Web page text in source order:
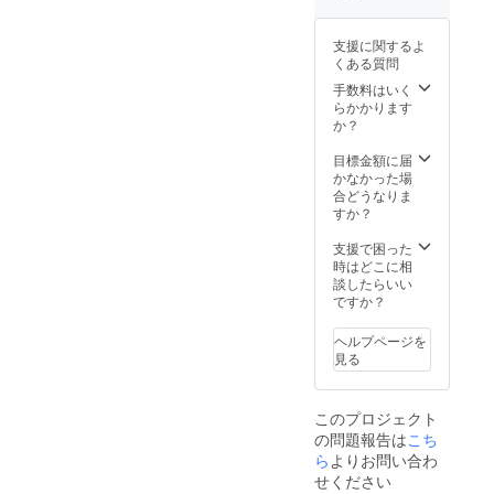
支援に関するよ
くある質問
手数料はいく
らかかります
か？
目標金額に届
かなかった場
合どうなりま
すか？
支援で困った
時はどこに相
談したらいい
ですか？
ヘルプページを
見る
このプロジェクト
の問題報告はこち
らよりお問い合わ
せください